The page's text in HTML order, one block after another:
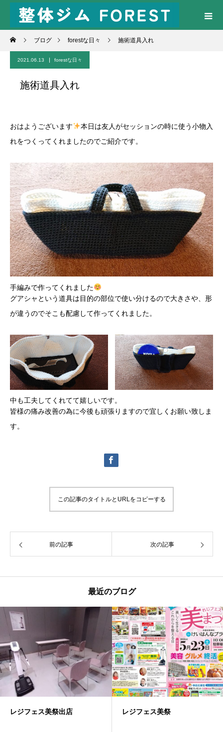
ブログ forestな日々 施術道具入れ
2021.06.13 forestな日々
施術道具入れ
おはようございます
本日は友人がセッションの時に使う小物入
れをつくってくれましたのでご紹介です。
手編みで作ってくれました
グアシャという道具は目的の部位で使い分けるので大きさや、形
が違うのでそこも配慮して作ってくれました。
中も工夫してくれてて嬉しいです。
皆様の痛み改善の為に今後も頑張りますので宜しくお願い致しま
す。
この記事のタイトルとURLをコピーする
前の記事 次の記事
最近のブログ
レジフェス美祭出店 レジフェス美祭